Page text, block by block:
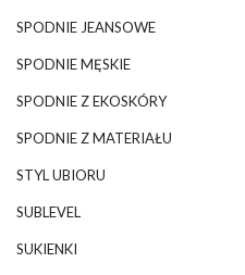
SPODNIE JEANSOWE
SPODNIE MĘSKIE
SPODNIE Z EKOSKÓRY
SPODNIE Z MATERIAŁU
STYL UBIORU
SUBLEVEL
SUKIENKI